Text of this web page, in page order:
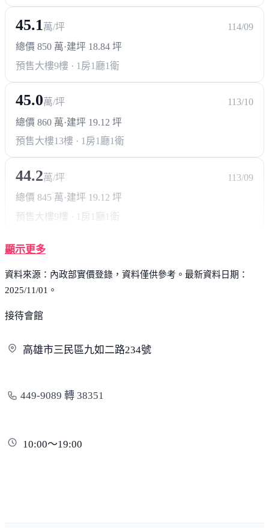
45.1萬/坪
114/09
總價 850 萬·建坪 18.84 坪
預售大樓9樓 · 1房1廳1衛
45.0萬/坪
113/10
總價 860 萬·建坪 19.12 坪
預售大樓13樓 · 1房1廳1衛
44.2萬/坪
113/09
總價 845 萬 ·建坪 19.12 坪
預售大樓9樓 · 1房1廳1衛
顯示更多
資料來源：內政部實價登錄，資料僅供參考。最新資料日期：
2025/11/01。
接待會館
高雄市三民區九如二路234號
449-9089 轉 38351
10:00～19:00